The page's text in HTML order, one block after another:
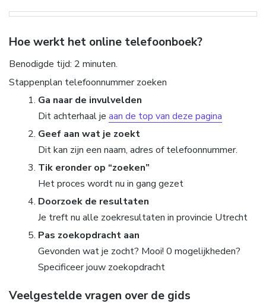
Hoe werkt het online telefoonboek?
Benodigde tijd: 2 minuten.
Stappenplan telefoonnummer zoeken
Ga naar de invulvelden
Dit achterhaal je aan de top van deze pagina
Geef aan wat je zoekt
Dit kan zijn een naam, adres of telefoonnummer.
Tik eronder op “zoeken”
Het proces wordt nu in gang gezet
Doorzoek de resultaten
Je treft nu alle zoekresultaten in provincie Utrecht
Pas zoekopdracht aan
Gevonden wat je zocht? Mooi! 0 mogelijkheden?
Specificeer jouw zoekopdracht
Veelgestelde vragen over de gids